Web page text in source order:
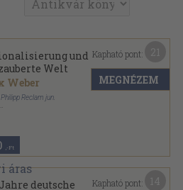
und
Welt
Weber
Reclam jun.
,-Ft
Kapható pont:
MEGNÉZEM
deutsche
Kapható pont: